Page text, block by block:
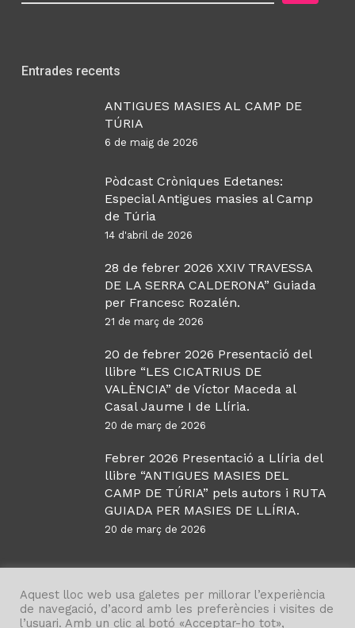
Entrades recents
ANTIGUES MASIES AL CAMP DE
TÚRIA
6 de maig de 2026
Pòdcast Cròniques Edetanes:
Especial Antigues masies al Camp
de Túria
14 d'abril de 2026
28 de febrer 2026 XXIV TRAVESSA
DE LA SERRA CALDERONA” Guiada
per Francesc Rozalén.
21 de març de 2026
20 de febrer 2026 Presentació del
llibre “LES CICATRIUS DE
VALÈNCIA” de Víctor Maceda al
Casal Jaume I de Llíria.
20 de març de 2026
Febrer 2026 Presentació a Llíria del
llibre “ANTIGUES MASIES DEL
CAMP DE TÚRIA” pels autors i RUTA
GUIADA PER MASIES DE LLÍRIA.
20 de març de 2026
Aquest lloc web usa galetes per millorar l’experiència
de navegació, d’acord amb les preferències i visites de
l’usuari. Amb un clic al botó «Acceptar-ho tot»,